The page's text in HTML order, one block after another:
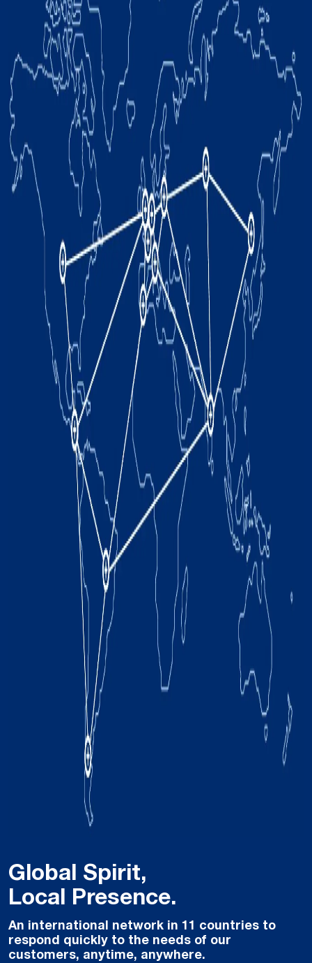
Global Spirit,
Local Presence.
An international network in 11 countries to
respond quickly to the needs of our
customers, anytime, anywhere.